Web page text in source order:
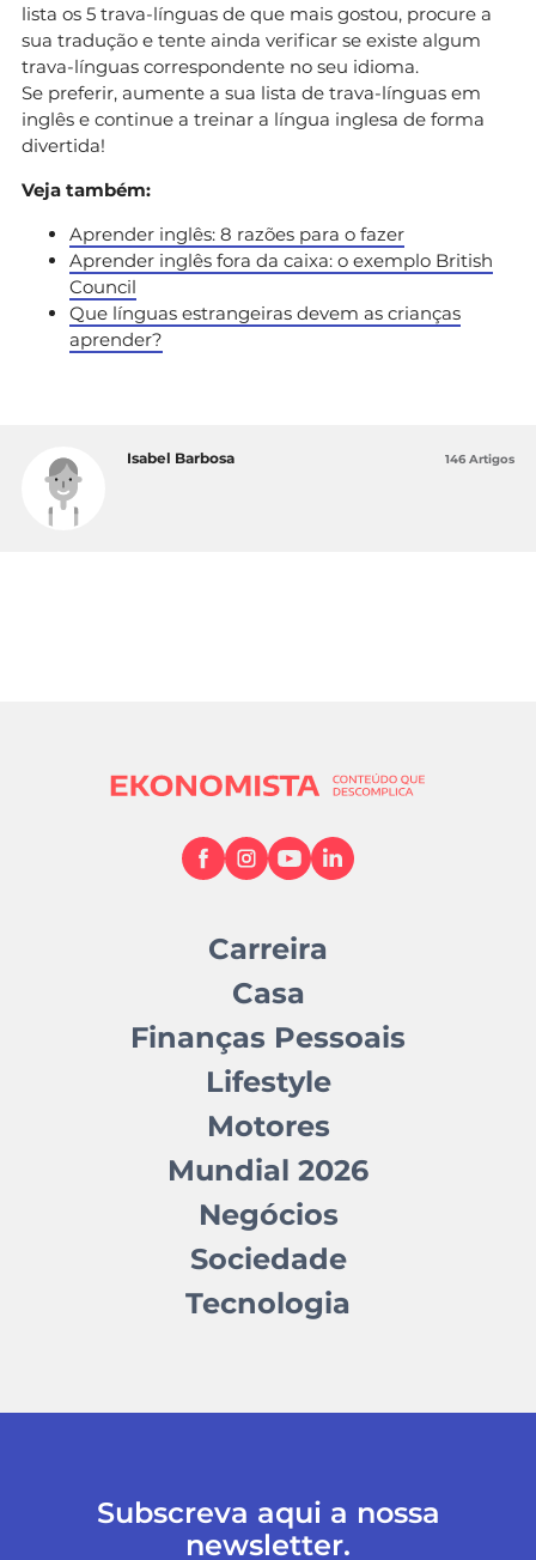
lista os 5 trava-línguas de que mais gostou, procure a
sua tradução e tente ainda verificar se existe algum
trava-línguas correspondente no seu idioma.
Se preferir, aumente a sua lista de trava-línguas em
inglês e continue a treinar a língua inglesa de forma
divertida!
Veja também:
Aprender inglês: 8 razões para o fazer
Aprender inglês fora da caixa: o exemplo British
Council
Que línguas estrangeiras devem as crianças
aprender?
Isabel Barbosa 146 Artigos
Carreira
Casa
Finanças Pessoais
Lifestyle
Motores
Mundial 2026
Negócios
Sociedade
Tecnologia
Subscreva aqui a nossa
newsletter.